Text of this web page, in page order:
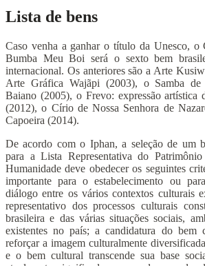
Lista de bens
Caso venha a ganhar o título da Unesco, o
Bumba Meu Boi será o sexto bem
internacional. Os anteriores são a Arte
Arte Gráfica Wajãpi (2003), o Samba de
Baiano (2005), o Frevo: expressão artística
(2012), o Círio de Nossa Senhora de
Capoeira (2014).
De acordo com o Iphan, a seleção de um
para a Lista Representativa do
Humanidade deve obedecer os seguintes
importante para o estabelecimento ou
diálogo entre os vários contextos culturais
representativo dos processos culturais
brasileira e das várias situações sociais,
existentes no país; a candidatura do bem
reforçar a imagem culturalmente
e o bem cultural transcende sua base